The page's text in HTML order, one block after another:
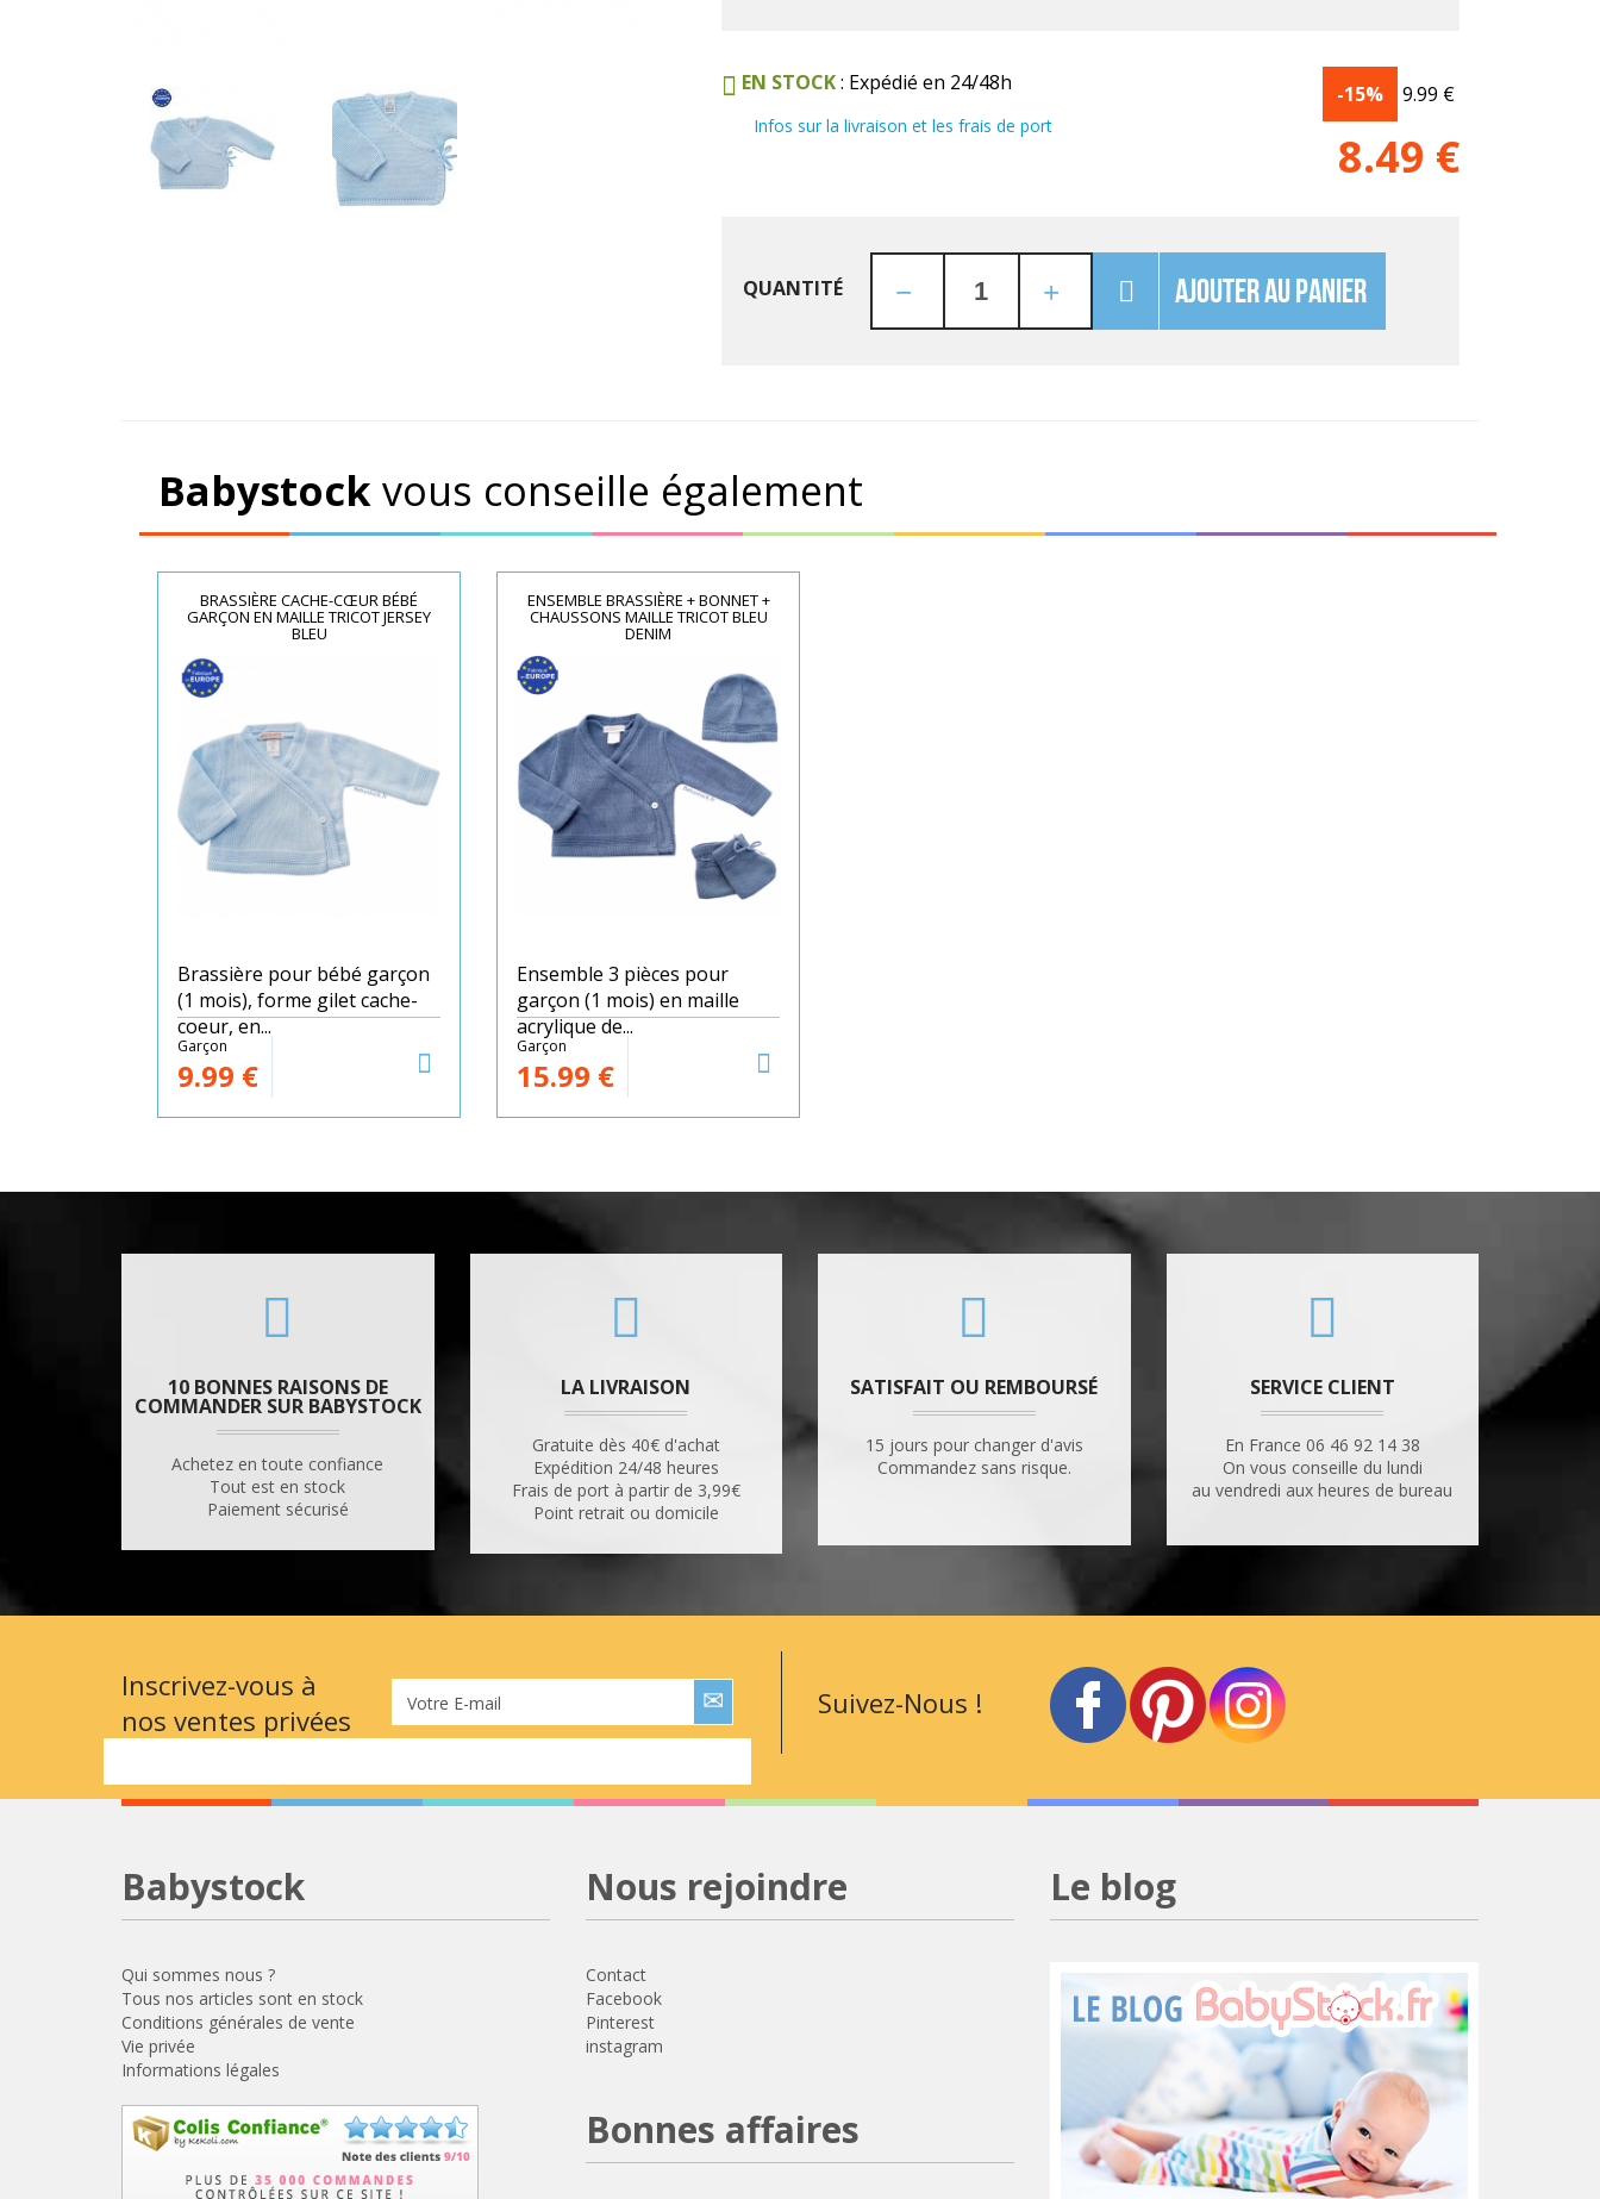
EN STOCK : Expédié en 24/48h
Infos sur la livraison et les frais de port
-15% 9.99 €
8.49 €
QUANTITÉ AJOUTER AU PANIER
Babystockvous conseille également
BRASSIÈRE CACHE-CŒUR BÉBÉ
GARÇON EN MAILLE TRICOT JERSEY
BLEU
Brassière pour bébé garçon
(1 mois), forme gilet cache-
coeur, en...
Garçon
9.99 €
ENSEMBLE BRASSIÈRE + BONNET +
CHAUSSONS MAILLE TRICOT BLEU
DENIM
Ensemble 3 pièces pour
garçon (1 mois) en maille
acrylique de...
Garçon
15.99 €
10 BONNES RAISONS DE
COMMANDER SUR BABYSTOCK
Achetez en toute confiance
Tout est en stock
Paiement sécurisé
LA LIVRAISON
Gratuite dès 40€ d'achat
Expédition 24/48 heures
Frais de port à partir de 3,99€
Point retrait ou domicile
SATISFAIT OU REMBOURSÉ
15 jours pour changer d'avis
Commandez sans risque.
SERVICE CLIENT
En France 06 46 92 14 38
On vous conseille du lundi
au vendredi aux heures de bureau
Inscrivez-vous à
nos ventes privées
Votre E-mail Suivez-Nous !
Babystock
Qui sommes nous ?
Tous nos articles sont en stock
Conditions générales de vente
Vie privée
Informations légales
Nous rejoindre
Contact
Facebook
Pinterest
instagram
Bonnes affaires
Le blog